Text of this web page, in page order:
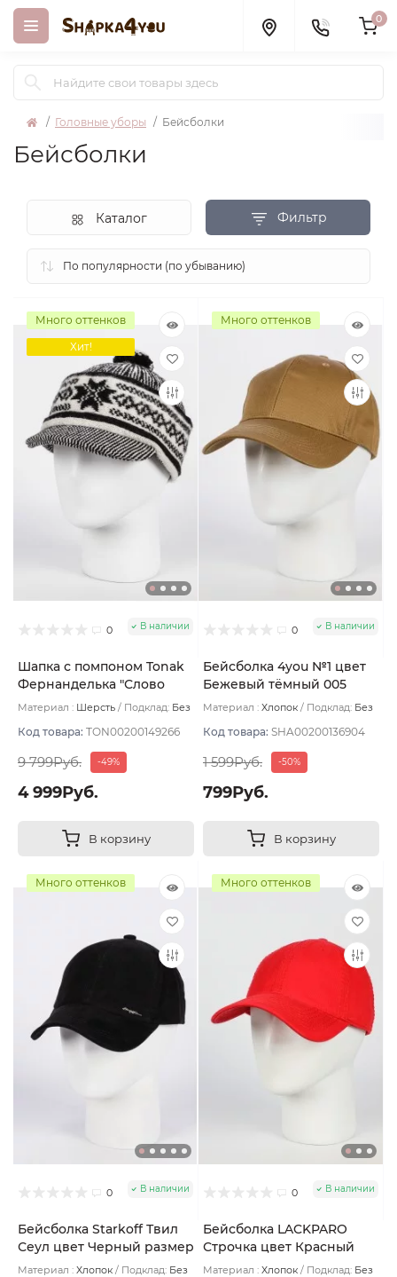
0
Головные уборы Бейсболки
Бейсболки
Фильтр
Каталог
Много оттенков
Хит!
0 В наличии
Шапка с помпоном Tonak
Фернанделька "Слово
пацана" цвет черный/бел
Материал : Шерсть Подклад: Без
Код товара: TON00200149266
9 799Руб. -49%
4 999Руб.
В корзину
Много оттенков
0 В наличии
Бейсболка 4you №1 цвет
Бежевый тёмный 005
размер UNI
Материал : Хлопок Подклад: Без
Код товара: SHA00200136904
1 599Руб. -50%
799Руб.
В корзину
Много оттенков
0 В наличии
Бейсболка Starkoff Твил
Сеул цвет Черный размер
57
Материал : Хлопок Подклад: Без
Много оттенков
0 В наличии
Бейсболка LACKPARO
Строчка цвет Красный
размер 57-59
Материал : Хлопок Подклад: Без